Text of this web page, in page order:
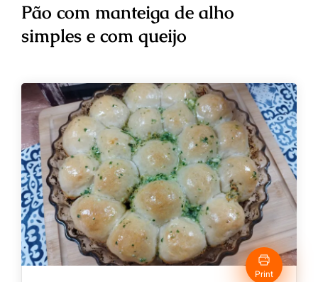
Pão com manteiga de alho
simples e com queijo
Print